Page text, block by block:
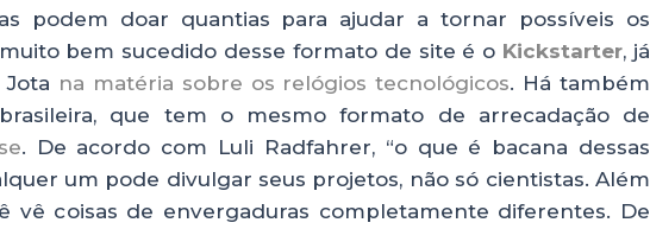
podem doar quantias para ajudar a tornar possíveis os
bem sucedido desse formato de site é o Kickstarter, já
na matéria sobre os relógios tecnológicos. Há também
que tem o mesmo formato de arrecadação de
. De acordo com Luli Radfahrer, “o que é bacana dessas
um pode divulgar seus projetos, não só cientistas. Além
vê coisas de envergaduras completamente diferentes. De